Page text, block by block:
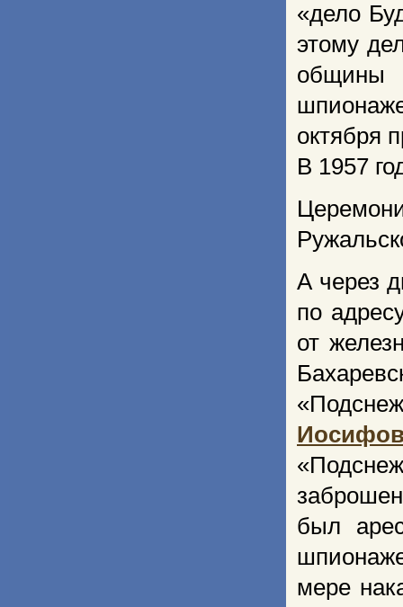
«дело
этому
общины
октября
В 1957
А через
по
от
был
мере